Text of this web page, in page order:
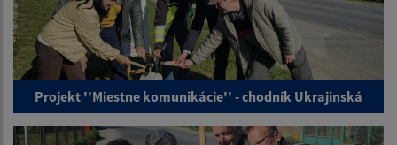
Projekt ''Miestne komunikácie'' - chodník Ukrajinská